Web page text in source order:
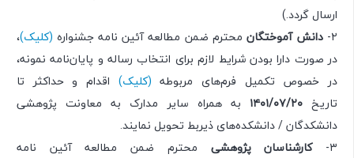
ارسال گردد.)
۲- دانش آموختگان محترم ضمن مطالعه آئین نامه جشنواره (کلیک)،
در صورت دارا بودن شرایط لازم برای انتخاب رساله و پایان‌نامه نمونه،
در خصوص تکمیل فرم‌های مربوطه (کلیک) اقدام و حداکثر تا
تاریخ۲۰/‏۰۷/‏۱۴۰۱‬
به همراه سایر مدارک به معاونت پژوهشی
دانشکدگان / دانشکده‌های ذیربط تحویل نمایند.
۳-
کارشناسان پژوهشی محترم ضمن مطالعه آئین نامه